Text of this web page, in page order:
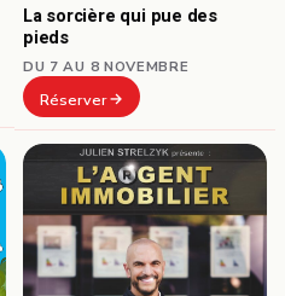
La sorcière qui pue des
pieds
DU 7 AU 8 NOVEMBRE
Réserver